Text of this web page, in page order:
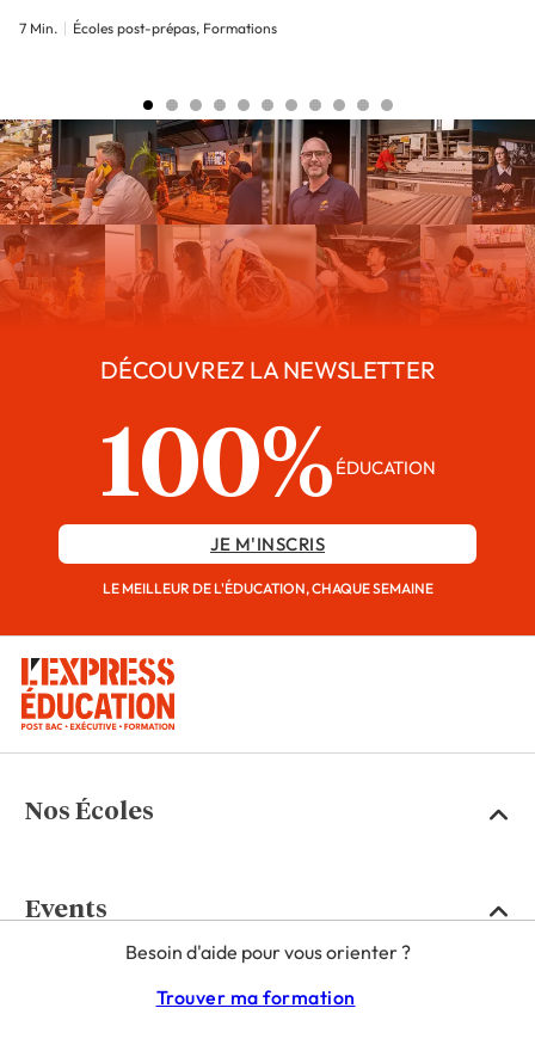
Besoin d'aide pour vous orienter ?
Trouver ma formation
7 Min. Écoles post-prépas, Formations
DÉCOUVREZ LA NEWSLETTER
100% ÉDUCATION
JE M'INSCRIS
LE MEILLEUR DE L'ÉDUCATION, CHAQUE SEMAINE
Nos Écoles
Events